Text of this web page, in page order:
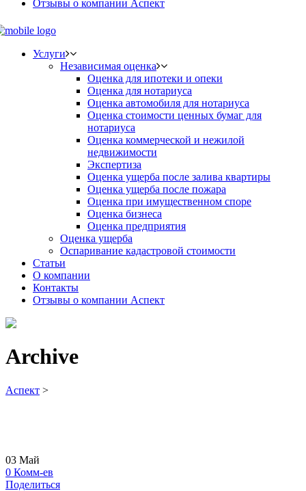
Отзывы о компании Аспект
Услуги
Независимая оценка
Оценка для ипотеки и опеки
Оценка для нотариуса
Оценка автомобиля для нотариуса
Оценка стоимости ценных бумаг для
нотариуса
Оценка коммерческой и нежилой
недвижимости
Экспертиза
Оценка ущерба после залива квартиры
Оценка ущерба после пожара
Оценка при имущественном споре
Оценка бизнеса
Оценка предприятия
Оценка ущерба
Оспаривание кадастровой стоимости
Статьи
О компании
Контакты
Отзывы о компании Аспект
Archive
Аспект >
03 Май
0 Комм-ев
Поделиться